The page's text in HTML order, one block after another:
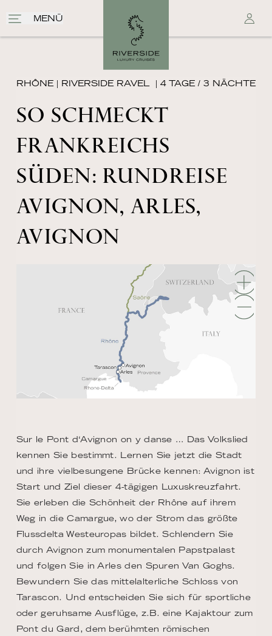
MENÜ
RHÔNE | RIVERSIDE RAVEL | 4 TAGE / 3 NÄCHTE
SO SCHMECKT
FRANKREICHS
SÜDEN: RUNDREISE
AVIGNON, ARLES,
AVIGNON
Sur le Pont d‘Avignon on y danse … Das Volkslied
kennen Sie bestimmt. Lernen Sie jetzt die Stadt
und ihre vielbesungene Brücke kennen: Avignon ist
Start und Ziel dieser 4-tägigen Luxuskreuzfahrt.
Sie erleben die Schönheit der Rhône auf ihrem
Weg in die Camargue, wo der Strom das größte
Flussdelta Westeuropas bildet. Schlendern Sie
durch Avignon zum monumentalen Papstpalast
und folgen Sie in Arles den Spuren Van Goghs.
Bewundern Sie das mittelalterliche Schloss von
Tarascon. Und entscheiden Sie sich für sportliche
oder geruhsame Ausflüge, z.B. eine Kajaktour zum
Pont du Gard, dem berühmten römischen